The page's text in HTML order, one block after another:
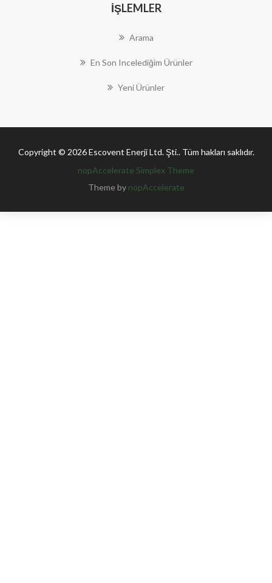
İŞLEMLER
Arama
En Son Incelediğim Ürünler
Yeni Ürünler
Copyright © 2026 Escovent Enerji Ltd. Şti.. Tüm hakları saklıdır.
nopAccelerate Simplex Theme
Theme by nopAccelerate